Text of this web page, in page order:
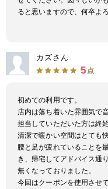
ると思いますので、何卒よ
カズさん
5 点
初めての利用です。
店内は落ち着いた雰囲気で
担当していただいた方は終
清潔で暖かい空間はとても
腰と足が疲れていることを
き、帰宅してアドバイス通
無くなっておりました。
今回はクーポンを使用させ